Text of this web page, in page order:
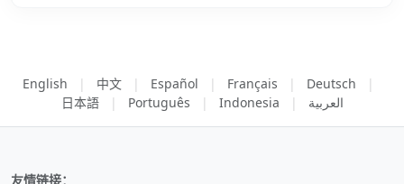
English | 中文 | Español | Français | Deutsch
|
日本語
| Português | Indonesia | العربية
友情链接：